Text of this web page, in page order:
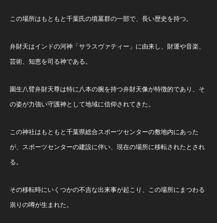
この場所はもともと千葉氏の墳墓群の一部で、長い歴史を持つ。
弁財天はインドの河神「サラスヴァティー」に由来し、財運や音楽、
芸術、知恵を司る神である。
園生八臂弁財天尊は特に八本の腕を持つ弁財天像が特徴的であり、そ
の姿が力強い守護神として地域に信仰されてきた​。
この神社はもともと千葉県総合スポーツセンターの敷地内にあった
が、スポーツセンターの建設に伴い、現在の場所に移転されたとされ
る。
その移転時にいくつかの不吉な出来事が起こり、この場所にまつわる
祟りの噂が生まれた。